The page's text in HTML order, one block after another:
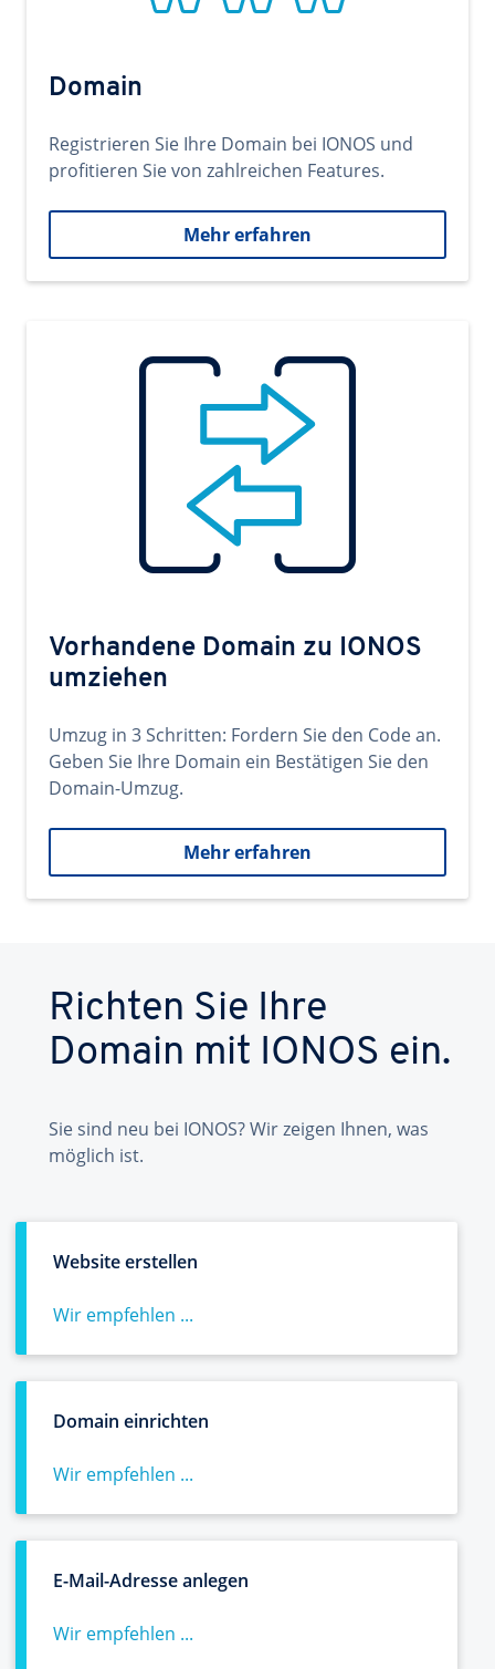
Domain
Registrieren Sie Ihre Domain bei IONOS und
profitieren Sie von zahlreichen Features.
Mehr erfahren
Vorhandene Domain zu IONOS
umziehen
Umzug in 3 Schritten: Fordern Sie den Code an.
Geben Sie Ihre Domain ein Bestätigen Sie den
Domain-Umzug.
Mehr erfahren
Richten Sie Ihre
Domain mit IONOS ein.
Sie sind neu bei IONOS? Wir zeigen Ihnen, was
möglich ist.
Website erstellen
Wir empfehlen ...
Domain einrichten
Wir empfehlen ...
E-Mail-Adresse anlegen
Wir empfehlen ...